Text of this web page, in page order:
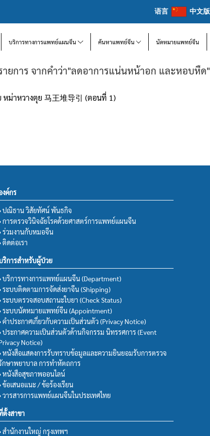
语言 中文版
บริการทางการแพทย์แผนจีน ค้นหาแพทย์จีน นัดหมายแพทย์จีน
ยการ จากคำว่า"ลดอาการแน่นหน้าอก และหอบหืด"
หม่าหวางตุย 马王堆导引 (ตอนที่ 1)
งค์กร
ปณิธาน วิสัยทัศน์ พันธกิจ
การตรวจวินิจฉัยโรคด้วยศาสตร์การแพทย์แผนจีน
ร่วมงานกับหมอจีน
ติดต่อเรา
ริการสำหรับผู้ป่วย
บริการทางการแพทย์แผนจีน (Department)
ระบบติดตามการจัดส่งยาจีน (Shipping)
ระบบตรวจสอบสถานะใบยา (Check Status)
ระบบนัดหมายแพทย์จีน (Appointment)
คำประกาศเกี่ยวกับความเป็นส่วนตัว (Privacy Notice)
ประกาศความเป็นส่วนตัวด้านกิจกรรม นิทรรศการ (Event
Notice)
หนังสือแสดงการรับทราบข้อมูลและความยินยอมรับการตรวจ
กษาพยาบาล การทำหัตถการ
หนังสือสุขภาพออนไลน์
ข้อเสนอแนะ / ข้อร้องเรียน
วารสารการแพทย์แผนจีนในประเทศไทย
ตั้งสาขา
สำนักงานใหญ่ กรุงเทพฯ